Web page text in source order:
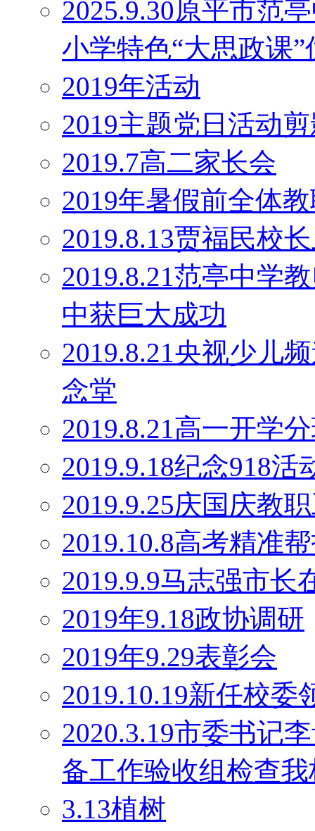
2025.9.30原平市范
小学特色“大思政课
2019年活动
2019主题党日活动
2019.7高二家长会
2019年暑假前全体
2019.8.13贾福民校
2019.8.21范亭中学
中获巨大成功
2019.8.21央视少儿
念堂
2019.8.21高一开学
2019.9.18纪念918活
2019.9.25庆国庆教
2019.10.8高考精准
2019.9.9马志强市长
2019年9.18政协调研
2019年9.29表彰会
2019.10.19新任校委
2020.3.19市委书记
备工作验收组检查我
3.13植树